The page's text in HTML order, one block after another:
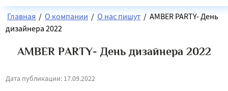
Главная / О компании / О нас пишут / AMBER PARTY- День
дизайнера 2022
AMBER PARTY- День дизайнера 2022
Дата публикации: 17.09.2022